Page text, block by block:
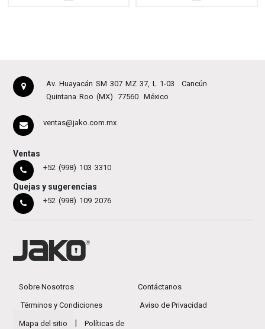
Av. Huayacán SM 307 MZ 37, L 1-03
Cancún
Quintana Roo (MX)
77560 México
ventas@jako.com.mx
Ventas
+52 (998) 103 3310
Quejas y sugerencias
+52 (998) 109 2076
Sobre Nosotros Contáctanos
Términos y Condiciones Aviso de Privacidad
Mapa del sitio Políticas de